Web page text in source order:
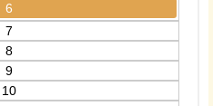
6
7
8
9
10